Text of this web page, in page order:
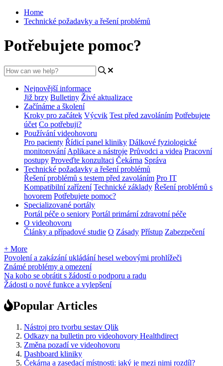
Home
Technické požadavky a řešení problémů
Potřebujete pomoc?
Nejnovější informace
Již brzy Bulletiny Živé aktualizace
Začínáme a školení
Kroky pro začátek Výcvik Test před zavoláním Potřebujete
účet Co potřebuji?
Používání videohovoru
Pro pacienty Řídicí panel kliniky Dálkové fyziologické
monitorování Aplikace a nástroje Průvodci a videa Pracovní
postupy Proveďte konzultaci Čekárna Správa
Technické požadavky a řešení problémů
Řešení problémů s testem před zavoláním Pro IT
Kompatibilní zařízení Technické základy Řešení problémů s
hovorem Potřebujete pomoc?
Specializované portály
Portál péče o seniory Portál primární zdravotní péče
O videohovoru
Články a případové studie O Zásady Přístup Zabezpečení
+ More
Povolení a zakázání ukládání hesel webovými prohlížeči
Známé problémy a omezení
Na koho se obrátit s žádostí o podporu a radu
Žádosti o nové funkce a vylepšení
Popular Articles
Nástroj pro tvorbu sestav Qlik
Odkazy na bulletin pro videohovory Healthdirect
Změna pozadí ve videohovoru
Dashboard kliniky
Čekárna a zasedací místnosti: jaký je mezi nimi rozdíl?